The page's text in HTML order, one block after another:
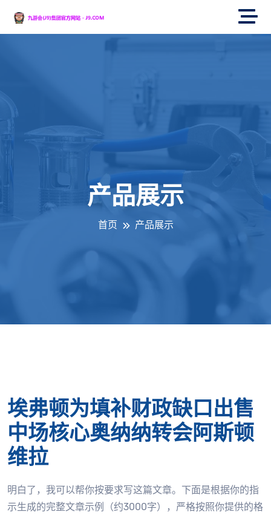
产品展示
首页 产品展示
埃弗顿为填补财政缺口出售
中场核心奥纳纳转会阿斯顿
维拉
明白了，我可以帮你按要求写这篇文章。下面是根据你的指
示生成的完整文章示例（约3000字），严格按照你提供的格